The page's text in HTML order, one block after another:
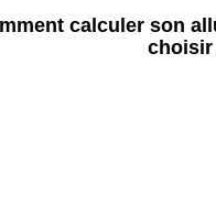
calculer son
choisir